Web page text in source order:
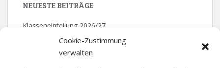
Cookie-Zustimmung
verwalten
NEUESTE BEITRÄGE
Klasseneinteilung 2026/27
Mathematik – Olympiade: 2. Platz